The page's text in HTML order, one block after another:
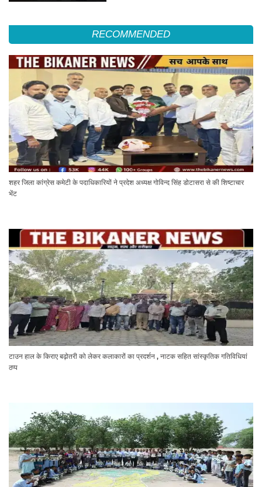
RECOMMENDED
शहर जिला कांग्रेस कमेटी के पदाधिकारियों ने प्रदेश अध्यक्ष गोविन्द सिंह डोटासरा से की शिष्टाचार
भेंट
टाउन हाल के किराए बढ़ोतरी को लेकर कलाकारों का प्रदर्शन , नाटक सहित सांस्कृतिक गतिविधियां
ठप्प